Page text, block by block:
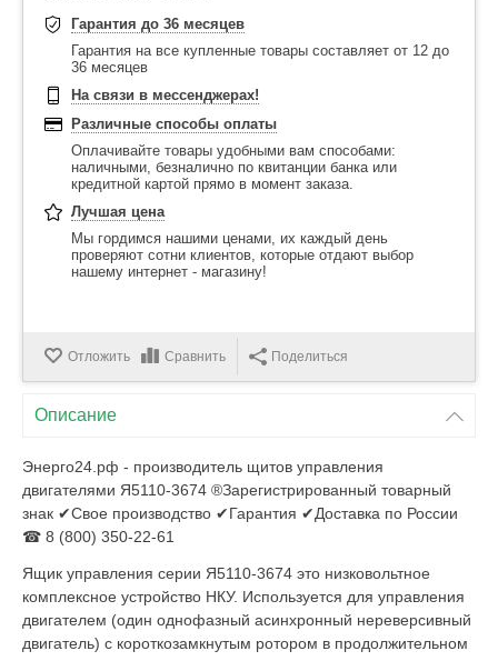
Гарантия до 36 месяцев
Гарантия на все купленные товары составляет от 12 до
36 месяцев
На связи в мессенджерах!
Различные способы оплаты
Оплачивайте товары удобными вам способами:
наличными, безналично по квитанции банка или
кредитной картой прямо в момент заказа.
Лучшая цена
Мы гордимся нашими ценами, их каждый день
проверяют сотни клиентов, которые отдают выбор
нашему интернет - магазину!
Отложить Сравнить Поделиться
Описание
Энерго24.рф - производитель щитов управления
двигателями Я5110-3674 ®Зарегистрированный товарный
знак ✔Свое производство ✔Гарантия ✔Доставка по России
☎ 8 (800) 350-22-61
Ящик управления серии Я5110-3674 это низковольтное
комплексное устройство НКУ. Используется для управления
двигателем (один однофазный асинхронный нереверсивный
двигатель) с короткозамкнутым ротором в продолжительном